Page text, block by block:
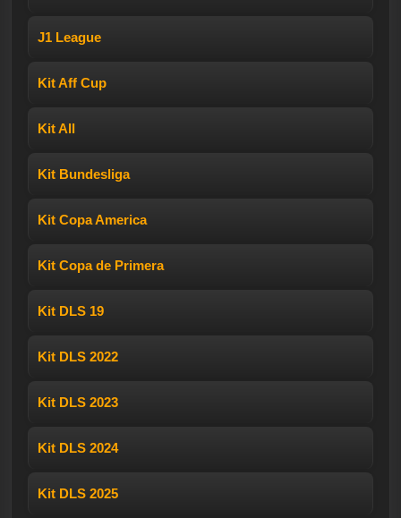
J1 League
Kit Aff Cup
Kit All
Kit Bundesliga
Kit Copa America
Kit Copa de Primera
Kit DLS 19
Kit DLS 2022
Kit DLS 2023
Kit DLS 2024
Kit DLS 2025